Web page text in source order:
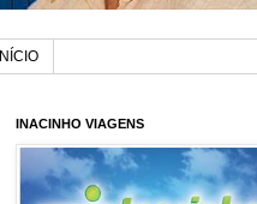
INÍCIO
INACINHO VIAGENS